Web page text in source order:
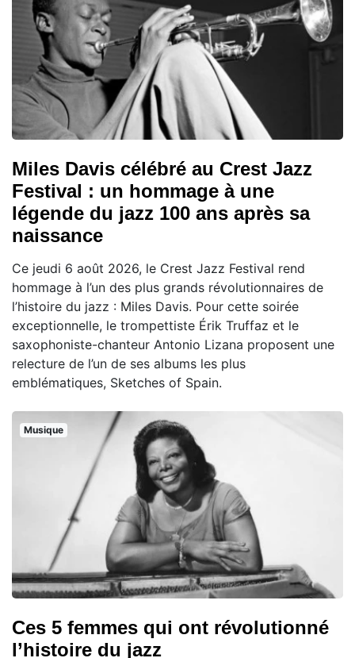
Miles Davis célébré au Crest Jazz
Festival : un hommage à une
légende du jazz 100 ans après sa
naissance
Ce jeudi 6 août 2026, le Crest Jazz Festival rend
hommage à l’un des plus grands révolutionnaires de
l’histoire du jazz : Miles Davis. Pour cette soirée
exceptionnelle, le trompettiste Érik Truffaz et le
saxophoniste-chanteur Antonio Lizana proposent une
relecture de l’un de ses albums les plus
emblématiques, Sketches of Spain.
Musique
Ces 5 femmes qui ont révolutionné
l’histoire du jazz